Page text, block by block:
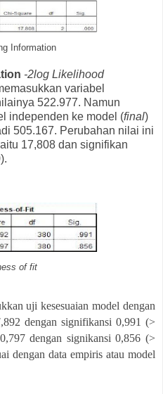
Information
-2log Likelihood
variabel
522.977. Namun
independen ke model (final)
505.167. Perubahan nilai ini
17,808 dan signifikan
of fit
uji kesesuaian model dengan
dengan signifikansi 0,991 (>
dengan signikansi 0,856 (>
dengan data empiris atau model